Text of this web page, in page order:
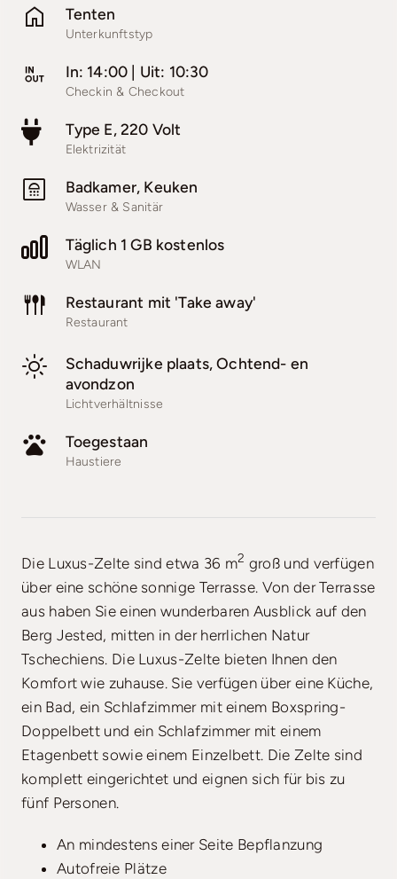
Suchen & Buchen
Tenten
Unterkunftstyp
In: 14:00 | Uit: 10:30
Checkin & Checkout
Type E, 220 Volt
Elektrizität
Badkamer, Keuken
Wasser & Sanitär
Täglich 1 GB kostenlos
WLAN
Restaurant mit 'Take away'
Restaurant
Schaduwrijke plaats, Ochtend- en
avondzon
Lichtverhältnisse
Toegestaan
Haustiere
Die Luxus-Zelte sind etwa 36 m2 groß und verfügen
über eine schöne sonnige Terrasse. Von der Terrasse
aus haben Sie einen wunderbaren Ausblick auf den
Berg Jested, mitten in der herrlichen Natur
Tschechiens. Die Luxus-Zelte bieten Ihnen den
Komfort wie zuhause. Sie verfügen über eine Küche,
ein Bad, ein Schlafzimmer mit einem Boxspring-
Doppelbett und ein Schlafzimmer mit einem
Etagenbett sowie einem Einzelbett. Die Zelte sind
komplett eingerichtet und eignen sich für bis zu
fünf Personen.
An mindestens einer Seite Bepflanzung
Autofreie Plätze